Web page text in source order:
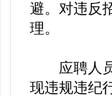
避。对违反
理。
应聘人员
现违规违纪